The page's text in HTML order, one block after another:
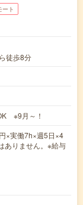
ート
徒歩8分
※9月～！
×実働7h×週5日×4
ありません。※給与